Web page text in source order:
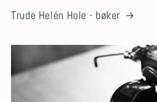
Trude Helén Hole - bøker